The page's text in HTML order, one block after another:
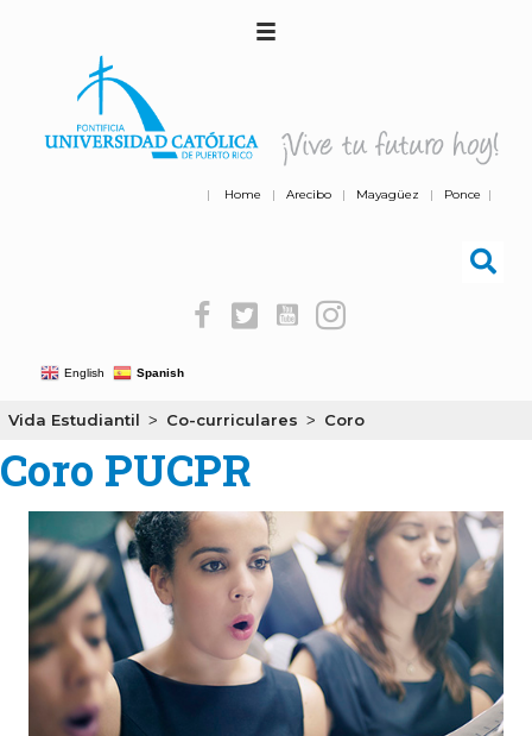
| Home | Arecibo | Mayagüez | Ponce |
English Spanish
Vida Estudiantil > Co-curriculares > Coro
Coro PUCPR